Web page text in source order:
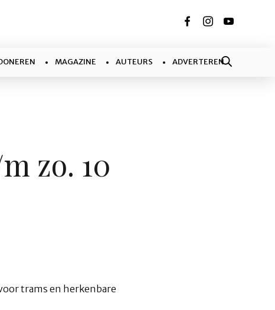
MAGAZINE AUTEURS ADVERTEREN
zo. 10